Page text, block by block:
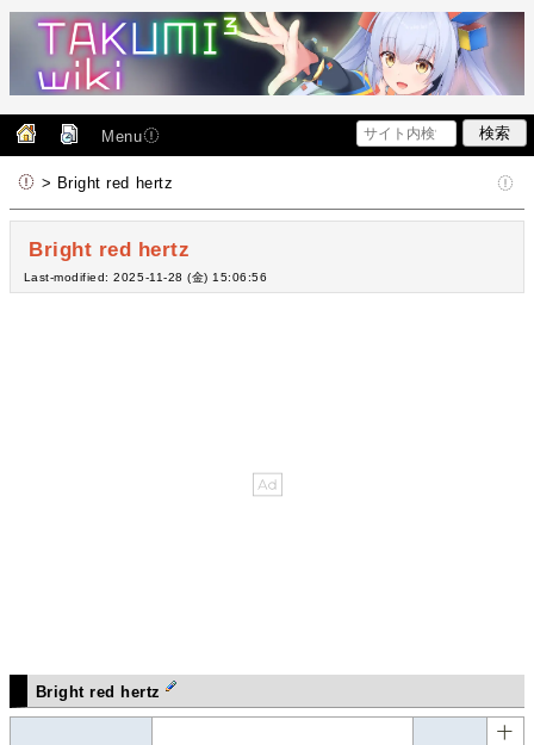
Menu
> Bright red hertz
Bright red hertz
Last-modified: 2025-11-28 (金) 15:06:56
Bright red hertz
十